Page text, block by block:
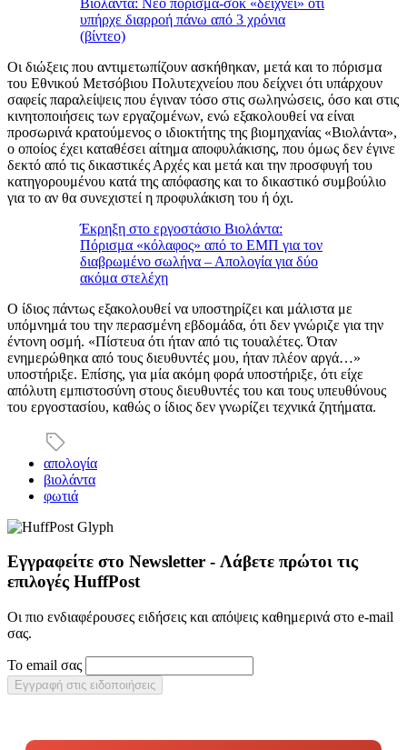
υπήρχε διαρροή πάνω από 3 χρόνια
(βίντεο)
Οι διώξεις που αντιμετωπίζουν ασκήθηκαν, μετά και το πόρισμα
του Εθνικού Μετσόβιου Πολυτεχνείου που δείχνει ότι υπάρχουν
σαφείς παραλείψεις που έγιναν τόσο στις σωληνώσεις, όσο και στις
κινητοποιήσεις των εργαζομένων, ενώ εξακολουθεί να είναι
προσωρινά κρατούμενος ο ιδιοκτήτης της βιομηχανίας «Βιολάντα»,
ο οποίος έχει καταθέσει αίτημα αποφυλάκισης, που όμως δεν έγινε
δεκτό από τις δικαστικές Αρχές και μετά και την προσφυγή του
κατηγορουμένου κατά της απόφασης και το δικαστικό συμβούλιο
για το αν θα συνεχιστεί η προφυλάκιση του ή όχι.
Έκρηξη στο εργοστάσιο Βιολάντα:
Πόρισμα «κόλαφος» από το ΕΜΠ για τον
διαβρωμένο σωλήνα – Απολογία για δύο
ακόμα στελέχη
Ο ίδιος πάντως εξακολουθεί να υποστηρίζει και μάλιστα με
υπόμνημά του την περασμένη εβδομάδα, ότι δεν γνώριζε για την
έντονη οσμή. «Πίστευα ότι ήταν από τις τουαλέτες. Όταν
ενημερώθηκα από τους διευθυντές μου, ήταν πλέον αργά…»
υποστήριξε. Επίσης, για μία ακόμη φορά υποστήριξε, ότι είχε
απόλυτη εμπιστοσύνη στους διευθυντές του και τους υπευθύνους
του εργοστασίου, καθώς ο ίδιος δεν γνωρίζει τεχνικά ζητήματα.
απολογία
βιολάντα
φωτιά
Εγγραφείτε στο Newsletter - Λάβετε πρώτοι τις
επιλογές HuffPost
Οι πιο ενδιαφέρουσες ειδήσεις και απόψεις καθημερινά στο e-mail
σας.
Το email σας
Εγγραφή στις ειδοποιήσεις